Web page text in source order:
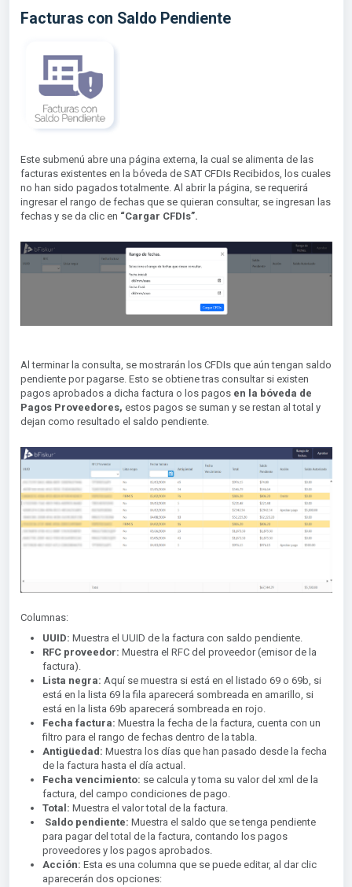
Facturas con Saldo Pendiente
Este submenú abre una página externa, la cual se alimenta de las
facturas existentes en la bóveda de SAT CFDIs Recibidos, los cuales
no han sido pagados totalmente. Al abrir la página, se requerirá
ingresar el rango de fechas que se quieran consultar, se ingresan las
fechas y se da clic en “Cargar CFDIs”.
Al terminar la consulta, se mostrarán los CFDIs que aún tengan saldo
pendiente por pagarse. Esto se obtiene tras consultar si existen
pagos aprobados a dicha factura o los pagos en la bóveda de
Pagos Proveedores, estos pagos se suman y se restan al total y
dejan como resultado el saldo pendiente.
Columnas:
UUID: Muestra el UUID de la factura con saldo pendiente.
RFC proveedor: Muestra el RFC del proveedor (emisor de la
factura).
Lista negra: Aquí se muestra si está en el listado 69 o 69b, si
está en la lista 69 la fila aparecerá sombreada en amarillo, si
está en la lista 69b aparecerá sombreada en rojo.
Fecha factura: Muestra la fecha de la factura, cuenta con un
filtro para el rango de fechas dentro de la tabla.
Antigüedad: Muestra los días que han pasado desde la fecha
de la factura hasta el día actual.
Fecha vencimiento: se calcula y toma su valor del xml de la
factura, del campo condiciones de pago.
Total: Muestra el valor total de la factura.
Saldo pendiente: Muestra el saldo que se tenga pendiente
para pagar del total de la factura, contando los pagos
proveedores y los pagos aprobados.
Acción: Esta es una columna que se puede editar, al dar clic
aparecerán dos opciones: